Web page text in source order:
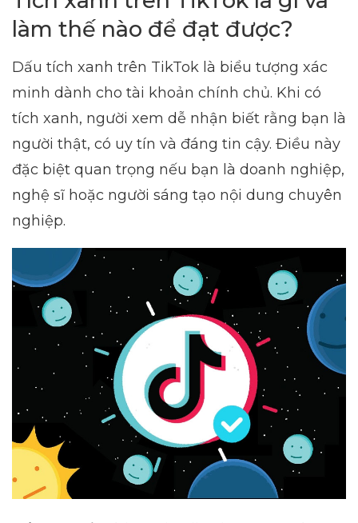
làm thế nào để đạt được?
Dấu tích xanh trên TikTok là biểu tượng xác
minh dành cho tài khoản chính chủ. Khi có
tích xanh, người xem dễ nhận biết rằng bạn là
người thật, có uy tín và đáng tin cậy. Điều này
đặc biệt quan trọng nếu bạn là doanh nghiệp,
nghệ sĩ hoặc người sáng tạo nội dung chuyên
nghiệp.